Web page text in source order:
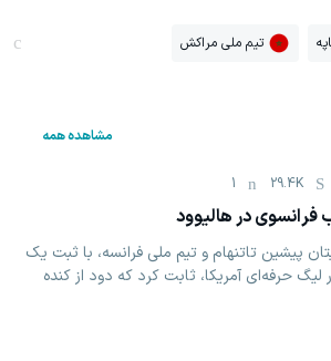
تیم ملی مراکش
مشاهده همه
29.4K
1
فرانسوی در هالیوود
پیشین تاتنهام و تیم ملی فرانسه، با ثبت یک
حرفه‌ای آمریکا، ثابت کرد که دود از کنده